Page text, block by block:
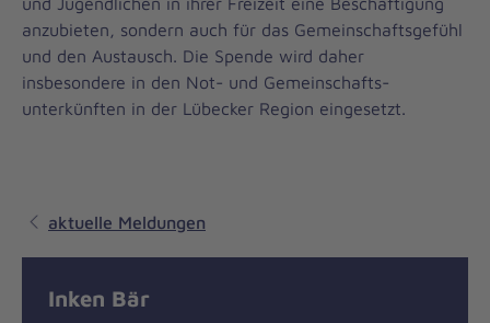
anzubieten, sondern auch für das Gemeinschaftsgefühl
und den Austausch. Die Spende wird daher
insbesondere in den Not- und Gemeinschafts­
unterkünften in der Lübecker Region eingesetzt.
aktuelle Meldungen
Inken Bär